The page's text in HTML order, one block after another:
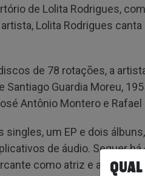
de Lolita Rodrigues,
Lolita Rodrigues
de 78 rotações, a
Santiago Guardia Moreu,
Antônio Montero e
singles, um EP e dois
de áudio. Sequer
como atriz e